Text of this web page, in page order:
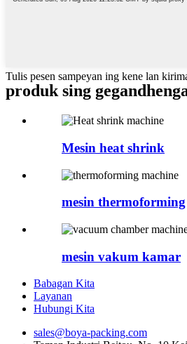
Tulis pesen sampeyan ing kene lan
produk sing
Mesin heat shrink
mesin thermoforming
mesin vakum kamar
Babagan Kita
Layanan
Hubungi Kita
sales@boya-packing.com